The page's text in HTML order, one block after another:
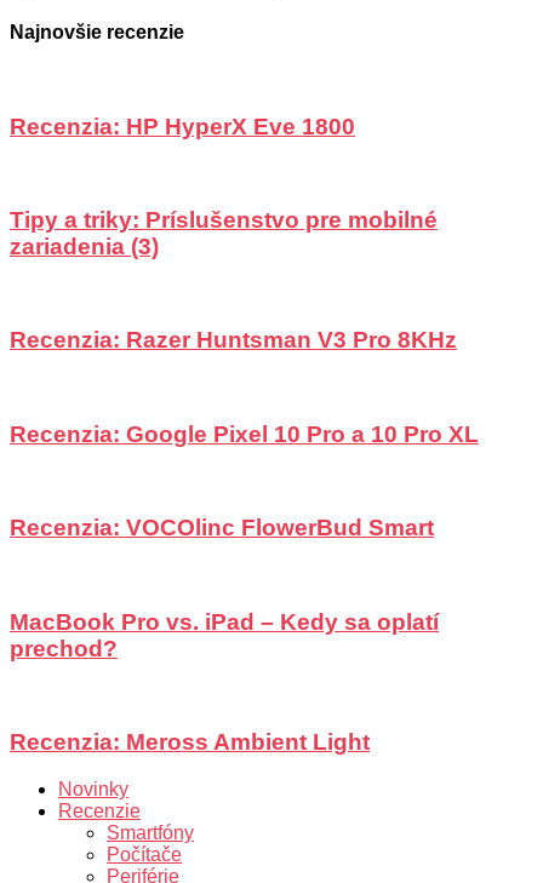
Najnovšie recenzie
Recenzia: HP HyperX Eve 1800
Tipy a triky: Príslušenstvo pre mobilné
zariadenia (3)
Recenzia: Razer Huntsman V3 Pro 8KHz
Recenzia: Google Pixel 10 Pro a 10 Pro XL
Recenzia: VOCOlinc FlowerBud Smart
MacBook Pro vs. iPad – Kedy sa oplatí
prechod?
Recenzia: Meross Ambient Light
Novinky
Recenzie
Smartfóny
Počítače
Periférie